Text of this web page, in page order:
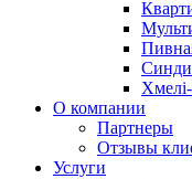
О компании
Партнеры
Отзывы
Услуги